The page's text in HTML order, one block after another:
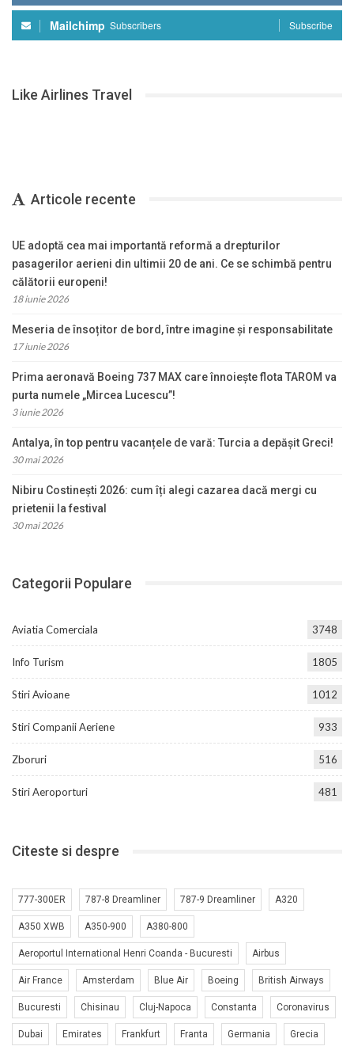
Mailchimp Subscribers Subscribe
Like Airlines Travel
Articole recente
UE adoptă cea mai importantă reformă a drepturilor
pasagerilor aerieni din ultimii 20 de ani. Ce se schimbă pentru
călătorii europeni!
18 iunie 2026
Meseria de însoțitor de bord, între imagine și responsabilitate
17 iunie 2026
Prima aeronavă Boeing 737 MAX care înnoiește flota TAROM va
purta numele „Mircea Lucescu”!
3 iunie 2026
Antalya, în top pentru vacanțele de vară: Turcia a depășit Greci!
30 mai 2026
Nibiru Costinești 2026: cum îți alegi cazarea dacă mergi cu
prietenii la festival
30 mai 2026
Categorii Populare
Aviatia Comerciala 3748
Info Turism 1805
Stiri Avioane 1012
Stiri Companii Aeriene 933
Zboruri 516
Stiri Aeroporturi 481
Citeste si despre
777-300ER 787-8 Dreamliner 787-9 Dreamliner A320
A350 XWB A350-900 A380-800
Aeroportul International Henri Coanda - Bucuresti Airbus
Air France Amsterdam Blue Air Boeing British Airways
Bucuresti Chisinau Cluj-Napoca Constanta Coronavirus
Dubai Emirates Frankfurt Franta Germania Grecia